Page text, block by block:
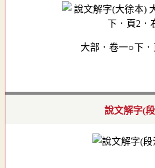
大部．卷一○下．
說文解字(